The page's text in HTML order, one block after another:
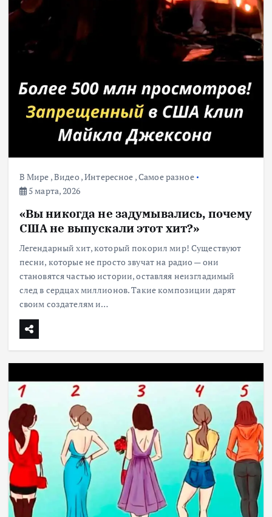
В Мире ,Видео ,Интересное ,Самое разное
5 марта, 2026
«Вы никогда не задумывались, почему
США не выпускали этот хит?»
Легендарный хит, который покорил мир! Существуют
песни, которые не просто звучат на радио — они
становятся частью истории, оставляя неизгладимый
след в сердцах миллионов. Такие композиции дарят
своим создателям и…